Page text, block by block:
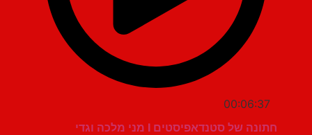
00:06:37
חתונה של סטנדאפיסטים I מני מלכה וגדי